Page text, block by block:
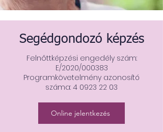
Segédgondozó képzés
Felnőttképzési engedély szám:
E/2020/000383
Programkövetelmény azonosító
száma: 4 0923 22 03
Online jelentkezés